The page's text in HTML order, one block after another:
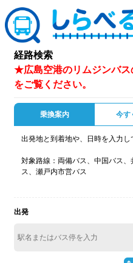
経路検索
★広島空港のリムジンバス
をご覧ください。
乗換案内 今す
出発地と到着地や、日時を入力し
対象路線：両備バス、中国バス
ス、瀬戸内市営バス
出発